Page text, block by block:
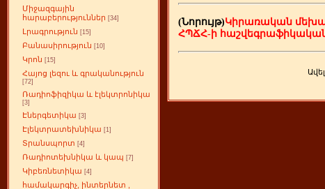
Միջազգային
հարաբերություններ [34]
Լրագրություն [15]
Բանասիրություն [10]
Կրոն [15]
Հայոց լեզու և գրականություն
[72]
Ռադիոֆիզիկա և էլեկտրոնիկա
[3]
Էներգետիկա [3]
Էլեկտրատեխնիկա [1]
Տրանսպորտ [4]
Ռադիոտեխնիկա և կապ [7]
Կիբեռնետիկա [4]
համակարգիչ, ինտերնետ ,
(Նորույթ)Կիրառական
ՀՊՃՀ-ի